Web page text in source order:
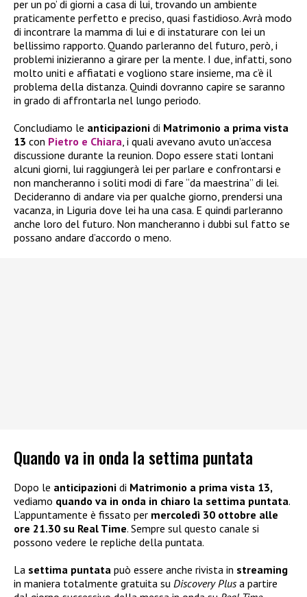
per un po’ di giorni a casa di lui, trovando un ambiente
praticamente perfetto e preciso, quasi fastidioso. Avrà modo
di incontrare la mamma di lui e di instaturare con lei un
bellissimo rapporto. Quando parleranno del futuro, però, i
problemi inizieranno a girare per la mente. I due, infatti, sono
molto uniti e affiatati e vogliono stare insieme, ma c’è il
problema della distanza. Quindi dovranno capire se saranno
in grado di affrontarla nel lungo periodo.
Concludiamo le anticipazioni di Matrimonio a prima vista
13 con Pietro e Chiara , i quali avevano avuto un’accesa
discussione durante la reunion. Dopo essere stati lontani
alcuni giorni, lui raggiungerà lei per parlare e confrontarsi e
non mancheranno i soliti modi di fare “da maestrina” di lei.
Decideranno di andare via per qualche giorno, prendersi una
vacanza, in Liguria dove lei ha una casa. E quindi parleranno
anche loro del futuro. Non mancheranno i dubbi sul fatto se
possano andare d’accordo o meno.
Quando va in onda la settima puntata
Dopo le anticipazioni di Matrimonio a prima vista 13,
vediamo quando va in onda in chiaro la settima puntata.
L’appuntamente è fissato per mercoledì 30 ottobre alle
ore 21.30 su Real Time. Sempre sul questo canale si
possono vedere le repliche della puntata.
La settima puntata può essere anche rivista in streaming
in maniera totalmente gratuita su Discovery Plusa partire